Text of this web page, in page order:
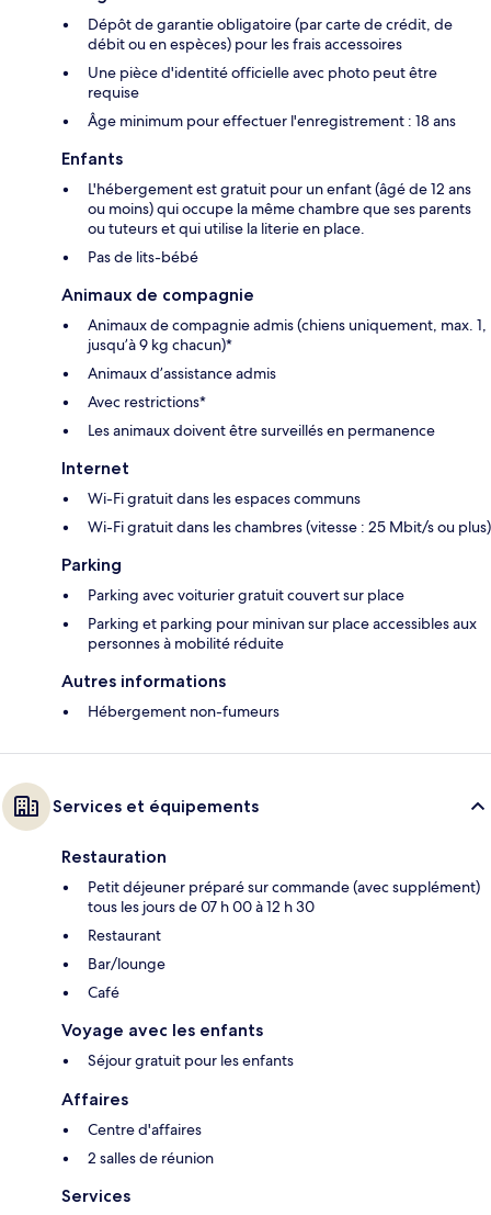
Dépôt de garantie obligatoire (par carte de crédit, de
débit ou en espèces) pour les frais accessoires
Une pièce d'identité officielle avec photo peut être
requise
Âge minimum pour effectuer l'enregistrement : 18 ans
Enfants
L'hébergement est gratuit pour un enfant (âgé de 12 ans
ou moins) qui occupe la même chambre que ses parents
ou tuteurs et qui utilise la literie en place.
Pas de lits-bébé
Animaux de compagnie
Animaux de compagnie admis (chiens uniquement, max. 1,
jusqu’à 9 kg chacun)*
Animaux d’assistance admis
Avec restrictions*
Les animaux doivent être surveillés en permanence
Internet
Wi-Fi gratuit dans les espaces communs
Wi-Fi gratuit dans les chambres (vitesse : 25 Mbit/s ou plus)
Parking
Parking avec voiturier gratuit couvert sur place
Parking et parking pour minivan sur place accessibles aux
personnes à mobilité réduite
Autres informations
Hébergement non-fumeurs
Services et équipements
Restauration
Petit déjeuner préparé sur commande (avec supplément)
tous les jours de 07 h 00 à 12 h 30
Restaurant
Bar/lounge
Café
Voyage avec les enfants
Séjour gratuit pour les enfants
Affaires
Centre d'affaires
2 salles de réunion
Services